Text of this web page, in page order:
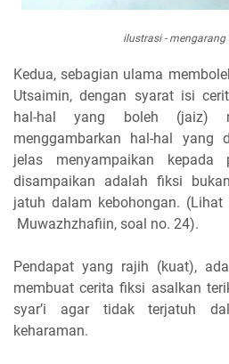
ilustrasi - mengarang
Kedua, sebagian ulama
Utsaimin, dengan syarat isi
hal-hal yang boleh (jaiz)
menggambarkan hal-hal yang
jelas menyampaikan kepada
disampaikan adalah fiksi
jatuh dalam kebohongan.
Muwazhzhafiin, soal no. 24).
Pendapat yang rajih (kuat),
membuat cerita fiksi asalkan
syar’i agar tidak terjatuh
keharaman.